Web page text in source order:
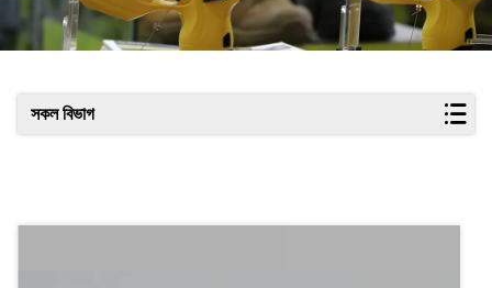
সকল বিভাগ